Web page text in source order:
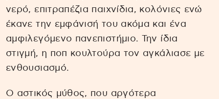
νερό, επιτραπέζια παιχνίδια, κολόνιες ενώ
έκανε την εμφάνισή του ακόμα και ένα
αμφιλεγόμενο πανεπιστήμιο. Την ίδια
στιγμή, η ποπ κουλτούρα τον αγκάλιασε με
ενθουσιασμό.
Ο αστικός μύθος, που αργότερα